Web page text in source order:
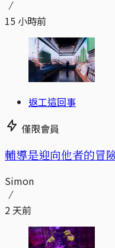
15 小時前
返工這回事
僅限會員
輔導是迎向他者的
Simon
2 天前